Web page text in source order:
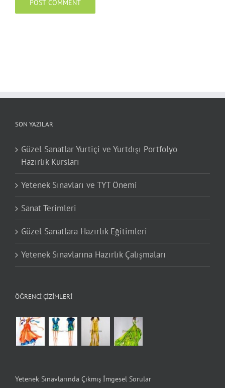
SON YAZILAR
Güzel Sanatlar Yurtiçi ve Yurtdışı Portfolyo
Hazırlık Kursları
Yetenek Sınavları ve TYT Önemi
Sanat Terimleri
Güzel Sanatlara Hazırlık Eğitimleri
Yetenek Sınavlarına Hazırlık Çalışmaları
ÖĞRENCI ÇIZIMLERI
Yetenek Sınavlarında Çıkmış İmgesel Sorular